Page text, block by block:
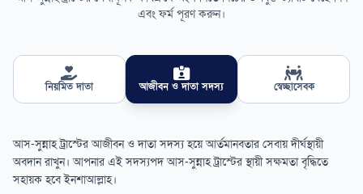
এবং ফর্ম পূরণ করুন।
নিয়মিত দাতা আজীবন ও দাতা সদস্য স্বেচ্ছাসেবক
আস-সুন্নাহ ট্রাস্টের আজীবন ও দাতা সদস্য হয়ে আর্তমানবতার সেবায় দীর্ঘস্থায়ী
অবদান রাখুন। আপনার এই সদস্যপদ আস-সুন্নাহ ট্রাস্টের স্থায়ী সক্ষমতা বৃদ্ধিতে
সহায়ক হবে ইনশাআল্লাহ।